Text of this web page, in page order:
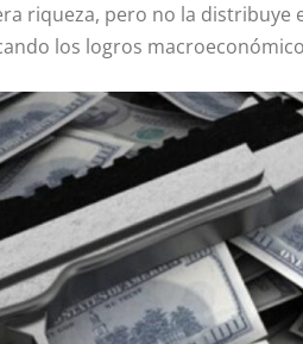
riqueza, pero no la distribuye
los logros